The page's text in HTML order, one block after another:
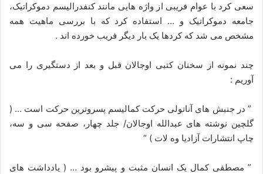
سعی کرد با عوام فریبی از واژه هایی مانند کنفدرالیسم دموکراتیک،
جامعه دموکراتیک و … استفاده کرد که با بررسی ماهیت همه
مشخص می شد که کردها یک بار دیگر فریب خورده اند .
چند نمونه از سخنان کتبی اوجالان قبل و بعد از دستگیری را می
آوریم :
” در جنبش های آناتولی حرکت کمالیسم پسروترین حرکت است … (
گلچین نوشته های عبدالله اوجالان/ جلد چهار، صفحه سی و سه،
چاپ انتشارات آزادیا وه لات ) “
” مصطفی کمال یک انسان مثبت و پیشرو بود … ( یادداشت های